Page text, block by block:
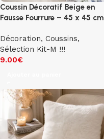
Coussin Décoratif Beige en
Fausse Fourrure – 45 x 45 cm
Décoration, Coussins,
Sélection Kit-M !!!
9.00€